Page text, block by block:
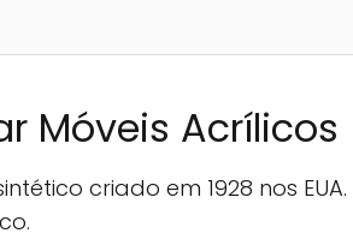
Móveis Acrílicos
criado em 1928 nos EUA.